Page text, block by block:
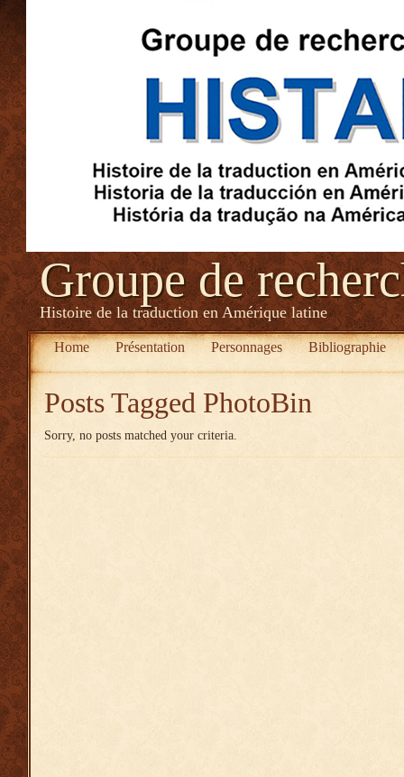
Groupe de
Histoire de la traduction en Amérique latine
Home Présentation Personnages Bibliographie
Posts Tagged PhotoBin
Sorry, no posts matched your criteria.